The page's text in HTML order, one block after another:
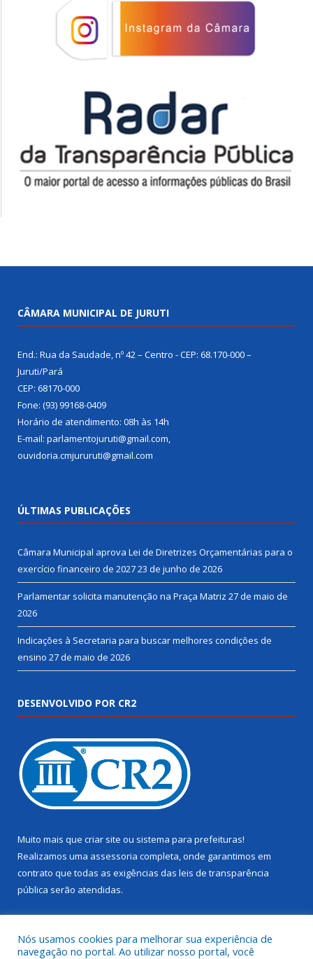
CÂMARA MUNICIPAL DE JURUTI
End.: Rua da Saudade, nº 42 – Centro - CEP: 68.170-000 –
Juruti/Pará
CEP: 68170-000
Fone: (93) 99168-0409
Horário de atendimento: 08h às 14h
E-mail: parlamentojuruti@gmail.com,
ouvidoria.cmjururuti@gmail.com
ÚLTIMAS PUBLICAÇÕES
Câmara Municipal aprova Lei de Diretrizes Orçamentárias para o
exercício financeiro de 202723 de junho de 2026
Parlamentar solicita manutenção na Praça Matriz 27 de maio de
2026
Indicações à Secretaria para buscar melhores condições de
ensino 27 de maio de 2026
DESENVOLVIDO POR CR2
Muito mais que criar site ou sistema para prefeituras!
Realizamos uma assessoria completa, onde garantimos em
contrato que todas as exigências das leis de transparência
pública serão atendidas.
Nós usamos cookies para melhorar sua experiência de
navegação no portal. Ao utilizar nosso portal, você